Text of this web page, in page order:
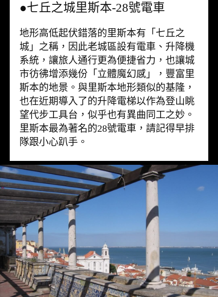
●七丘之城里斯本-28號電車
地形高低起伏錯落的里斯本有「七丘之
城」之稱，因此老城區設有電車、升降機
系統，讓旅人通行更為便捷省力，也讓城
市彷彿增添幾份「立體魔幻感」，豐富里
斯本的地景。與里斯本地形類似的基隆，
也在近期導入了的升降電梯以作為登山眺
望代步工具台，似乎也有異曲同工之妙。
里斯本最為著名的28號電車，請記得早排
隊跟小心趴手。